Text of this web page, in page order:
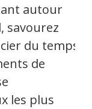
autour
savourez
du temps
de
les plus